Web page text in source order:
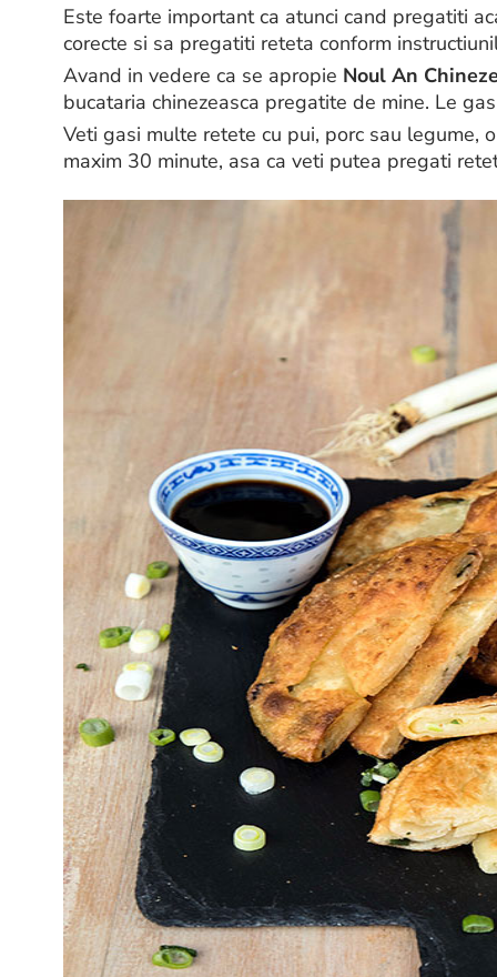
Este foarte important ca atunci cand pregatiti
corecte si sa pregatiti reteta conform
Avand in vedere ca se apropie Noul An
bucataria chinezeasca pregatite de mine. Le
Veti gasi multe retete cu pui, porc sau legume,
maxim 30 minute, asa ca veti putea pregati